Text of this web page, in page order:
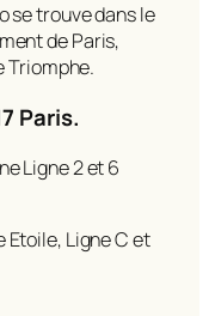
se trouve dans le
de Paris,
Triomphe.
Paris.
Ligne 2 et 6
Etoile, Ligne C et